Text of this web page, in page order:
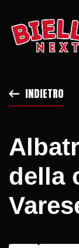
INDIETRO
della